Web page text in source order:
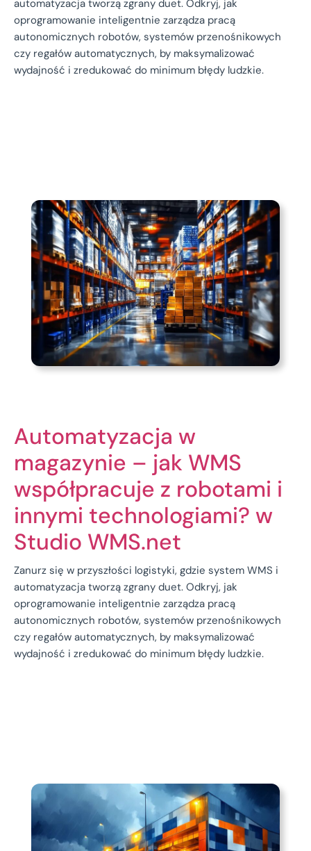
automatyzacja tworzą zgrany duet. Odkryj, jak
oprogramowanie inteligentnie zarządza pracą
autonomicznych robotów, systemów przenośnikowych
czy regałów automatycznych, by maksymalizować
wydajność i zredukować do minimum błędy ludzkie.
Automatyzacja w
magazynie – jak WMS
współpracuje z robotami i
innymi technologiami? w
Studio WMS.net
Zanurz się w przyszłości logistyki, gdzie system WMS i
automatyzacja tworzą zgrany duet. Odkryj, jak
oprogramowanie inteligentnie zarządza pracą
autonomicznych robotów, systemów przenośnikowych
czy regałów automatycznych, by maksymalizować
wydajność i zredukować do minimum błędy ludzkie.